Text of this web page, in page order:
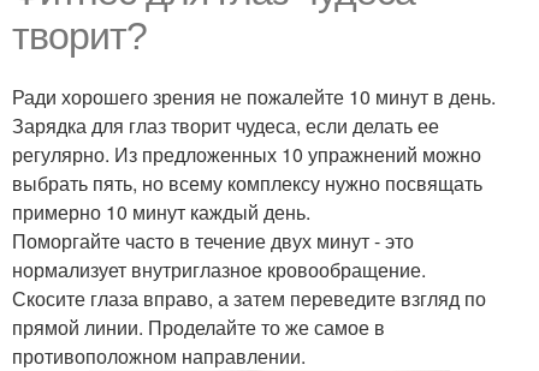
творит?
Ради хорошего зрения не пожалейте 10 минут в день.
Зарядка для глаз творит чудеса, если делать ее
регулярно. Из предложенных 10 упражнений можно
выбрать пять, но всему комплексу нужно посвящать
примерно 10 минут каждый день.
Поморгайте часто в течение двух минут - это
нормализует внутриглазное кровообращение.
Скосите глаза вправо, а затем переведите взгляд по
прямой линии. Проделайте то же самое в
противоположном направлении.